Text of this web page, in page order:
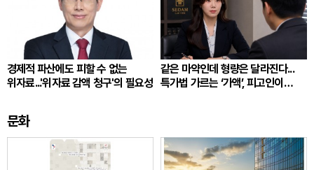
경제적 파산에도 피할 수 없는
위자료...'위자료 감액 청구'의 필요성
같은 마약인데 형량은 달라진다...
특가법 가르는 ‘가액’, 피고인이
문화